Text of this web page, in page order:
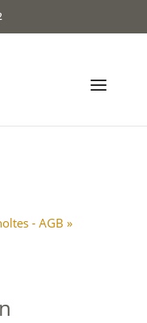
- AGB »